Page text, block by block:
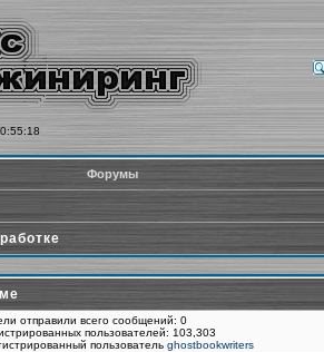
Форумы
отправили всего сообщений: 0
пользователей: 103,303
пользователь ghostbookwriters